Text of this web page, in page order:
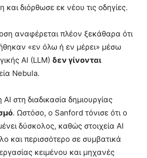
διόρθωσε εκ νέου τις οδηγίες.
αναφέρεται πλέον ξεκάθαρα ότι
«εν όλω ή εν μέρει» μέσω
AI (LLM) δεν γίνονται
Nebula.
στη διαδικασία δημιουργίας
. Ωστόσο, ο Sanford τόνισε ότι ο
δύσκολος, καθώς στοιχεία AI
και περισσότερο σε συμβατικά
κειμένου και μηχανές